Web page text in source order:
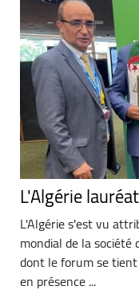
L'Algérie
L'Algérie s'est vu
mondial de la
dont le forum se
en présence ...